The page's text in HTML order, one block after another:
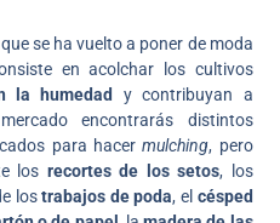
se ha vuelto a poner de moda
en acolchar los cultivos
la humedad
y contribuyan a
encontrarás distintos
para hacermulching, pero
los recortes de los setos, los
lostrabajos de poda, el césped